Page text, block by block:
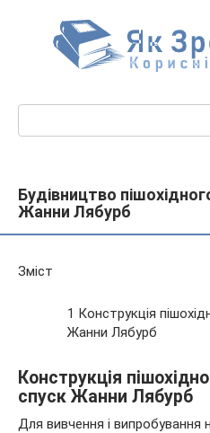
Будівництво
Жанни Лябурб
Зміст
1 Конструкція
Жанни Лябурб
Конструкція
спуск Жанни Лябурб
Для вивчення і випробування